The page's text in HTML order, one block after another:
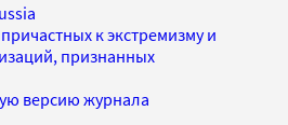
к экстремизму и
признанных
версию журнала